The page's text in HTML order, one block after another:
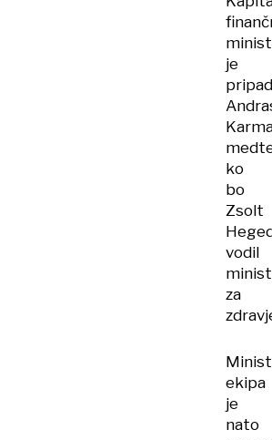
je
ko
bo
Zsolt
vodil
za
ekipa
je
nato